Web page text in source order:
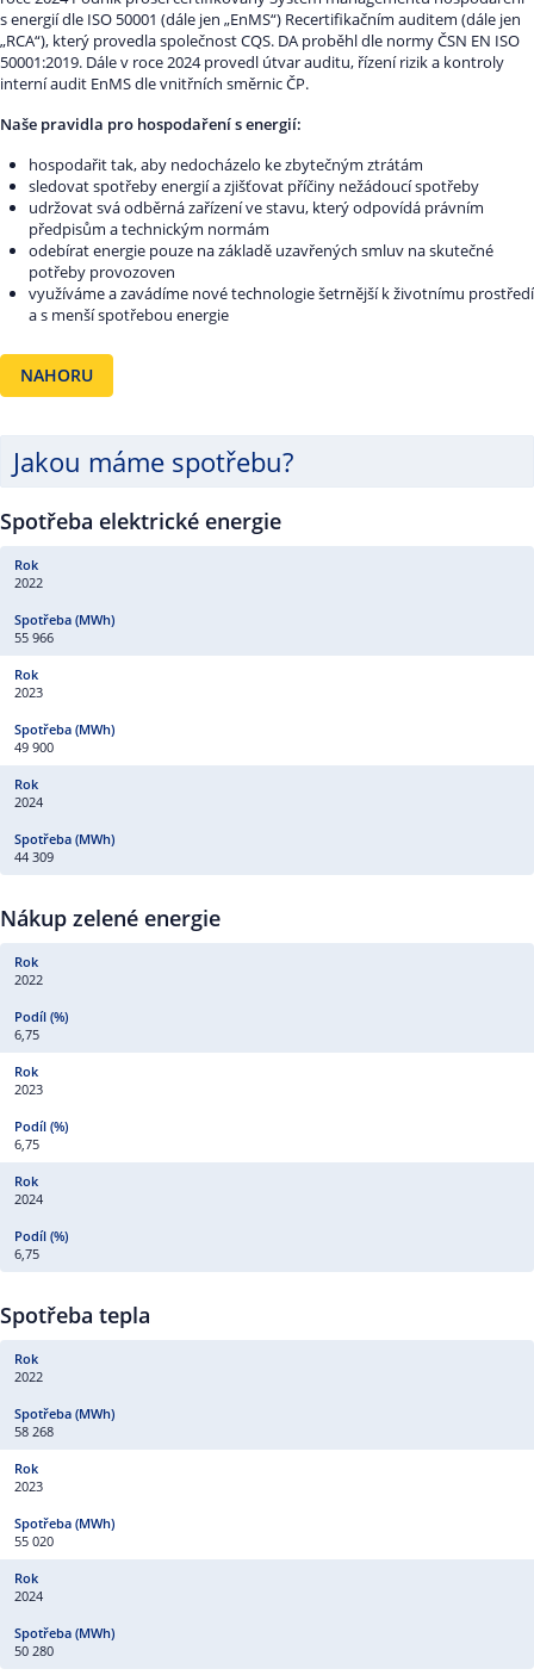
s energií dle ISO 50001 (dále jen „EnMS“) Recertifikačním auditem (dále jen
„RCA“), který provedla společnost CQS. DA proběhl dle normy ČSN EN ISO
50001:2019. Dále v roce 2024 provedl útvar auditu, řízení rizik a kontroly
interní audit EnMS dle vnitřních směrnic ČP.
Naše pravidla pro hospodaření s energií:
hospodařit tak, aby nedocházelo ke zbytečným ztrátám
sledovat spotřeby energií a zjišťovat příčiny nežádoucí spotřeby
udržovat svá odběrná zařízení ve stavu, který odpovídá právním
předpisům a technickým normám
odebírat energie pouze na základě uzavřených smluv na skutečné
potřeby provozoven
využíváme a zavádíme nové technologie šetrnější k životnímu prostředí
a s menší spotřebou energie
NAHORU
Jakou máme spotřebu?
Spotřeba elektrické energie
2022
55 966
2023
49 900
2024
44 309
Nákup zelené energie
2022
6,75
2023
6,75
2024
6,75
Spotřeba tepla
2022
58 268
2023
55 020
2024
50 280